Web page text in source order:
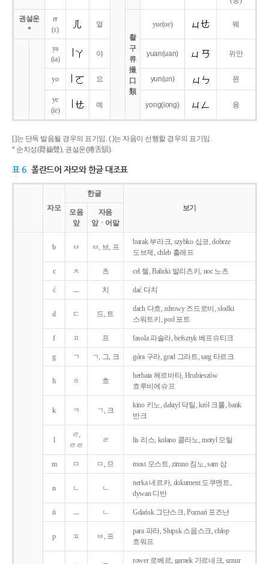
권설운
*
er
(r)
얼
촬
구
류
撮
口
類
yue(ue) 웨
ya
(ia)
야 yuan(uan) 위안
yo 요 yun(un) 윈
ye
(ie)
예 yong(iong) 융
[ ]는 단독 발음될 경우의 표기임. ( )는 자음이 선행할 경우의 표기임.
* 순치성(脣齒聲), 권설운(捲舌韻).
표 6 폴란드어 자모와 한글 대조표
자모
한글
보기
모음
앞
자음
앞ㆍ어말
b ㅂ ㅂ, 브, 프
burak 부라크, szybko 십코, dobrze
도브제, chleb 흘레프
c ㅊ 츠 cel 첼, Balicki 발리츠키, noc 노츠
ć ㅡ 치 dać 다치
d ㄷ 드, 트
dach 다흐, zdrowy 즈드로비, słodki
스워트키, pod 포트
f ㅍ 프 fasola 파솔라, befsztyk 베프슈티크
g ㄱ ㄱ, 그, 크 góra 구라, grad 그라트, targ 타르크
h ㅎ 흐
herbata 헤르바타, Hrubieszów
흐루비에슈프
k ㅋ ㄱ, 크
kino 키노, daktyl 닥틸, król 크룰, bank
반크
l
ㄹ,
ㄹㄹ
ㄹ lis 리스, kolano 콜라노, motyl 모틸
m ㅁ ㅁ, 므 most 모스트, zimno 짐노, sam 삼
n ㄴ ㄴ
nerka 네르카, dokument 도쿠멘트,
dywan 디반
ń ㅡ ㄴ Gdańsk 그단스크, Poznań 포즈난
p ㅍ ㅂ, 프
para 파라, Słupsk 스웁스크, chłop
흐워프
rower 로베르, garnek 가르네크, sznur